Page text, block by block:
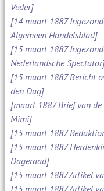
Veder]
[14 maart 1887
Algemeen Handelsblad]
[15 maart 1887
Nederlandsche
[15 maart 1887 Bericht
den Dag]
[maart 1887 Brief van de
Mimi]
[15 maart 1887
[15 maart 1887
Dageraad]
[15 maart 1887 Artikel
[15 maart 1887 Artikel